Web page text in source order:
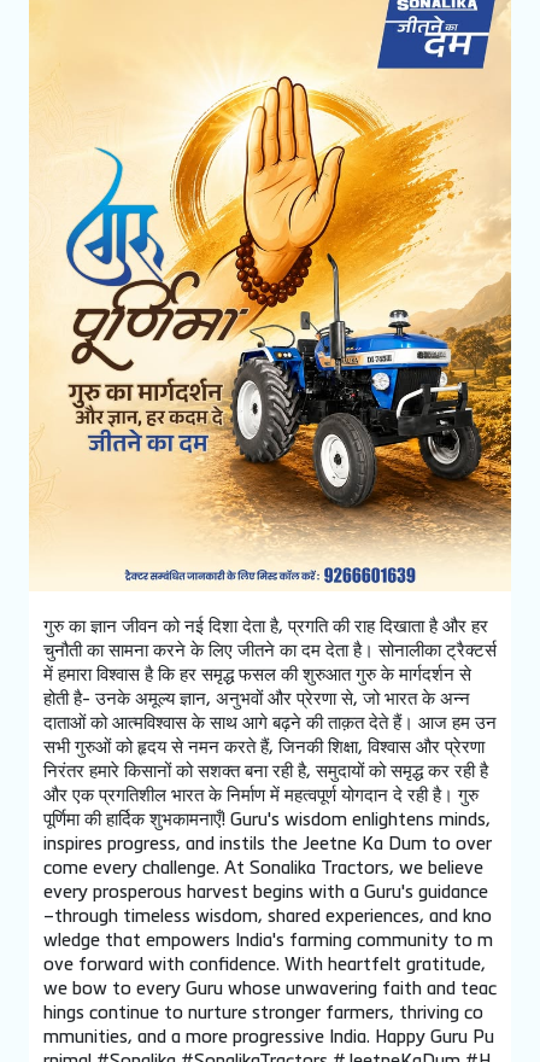
गुरु का ज्ञान जीवन को नई दिशा देता है, प्रगति की राह दिखाता है और हर
चुनौती का सामना करने के लिए जीतने का दम देता है। सोनालीका ट्रैक्टर्स
में हमारा विश्वास है कि हर समृद्ध फसल की शुरुआत गुरु के मार्गदर्शन से
होती है- उनके अमूल्य ज्ञान, अनुभवों और प्रेरणा से, जो भारत के अन्न
दाताओं को आत्मविश्वास के साथ आगे बढ़ने की ताक़त देते हैं। आज हम उन
सभी गुरुओं को हृदय से नमन करते हैं, जिनकी शिक्षा, विश्वास और प्रेरणा
निरंतर हमारे किसानों को सशक्त बना रही है, समुदायों को समृद्ध कर रही है
और एक प्रगतिशील भारत के निर्माण में महत्वपूर्ण योगदान दे रही है। गुरु
पूर्णिमा की हार्दिक शुभकामनाएँ! Guru's wisdom enlightens minds,
inspires progress, and instils the Jeetne Ka Dum to over
come every challenge. At Sonalika Tractors, we believe
every prosperous harvest begins with a Guru's guidance
–through timeless wisdom, shared experiences, and kno
wledge that empowers India's farming community to m
ove forward with confidence. With heartfelt gratitude,
we bow to every Guru whose unwavering faith and teac
hings continue to nurture stronger farmers, thriving co
mmunities, and a more progressive India. Happy Guru Pu